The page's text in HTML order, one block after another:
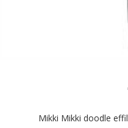
Mikki Mikki doodle